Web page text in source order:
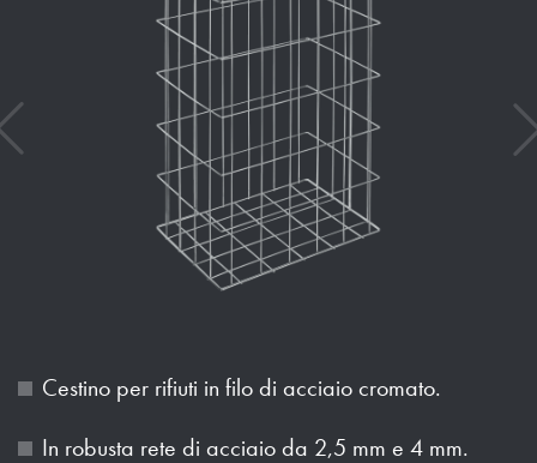
Cestino per rifiuti in filo di acciaio cromato.
In robusta rete di acciaio da 2,5 mm e 4 mm.